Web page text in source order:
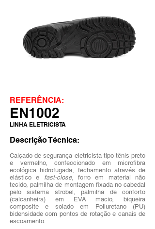
REFERÊNCIA:
EN1002
LINHA ELETRICISTA
Descrição Técnica:
Calçado de segurança eletricista tipo tênis preto
e vermelho, confeccionado em microfibra
ecológica hidrofugada, fechamento através de
elástico e fast-close, forro em material não
tecido, palmilha de montagem fixada no cabedal
pelo sistema strobel, palmilha de conforto
(calcanheira) em EVA macio, biqueira
composite e solado em Poliuretano (PU)
bidensidade com pontos de rotação e canais de
escoamento.